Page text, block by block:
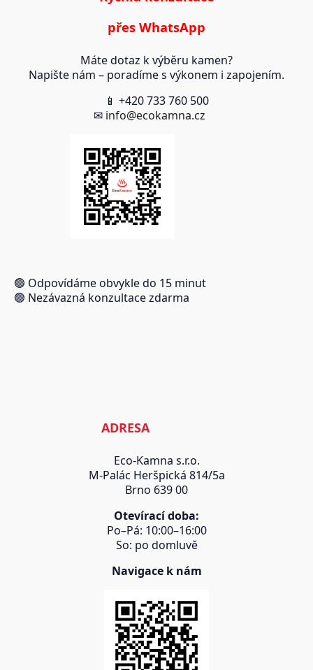
přes WhatsApp
Máte dotaz k výběru kamen?
Napište nám – poradíme s výkonem i zapojením.
📱 +420 733 760 500
✉ info@ecokamna.cz
🟢 Odpovídáme obvykle do 15 minut
🟢 Nezávazná konzultace zdarma
ADRESA
Eco-Kamna s.r.o.
M-Palác Heršpická 814/5a
Brno 639 00
Otevírací doba:
Po–Pá: 10:00–16:00
So: po domluvě
Navigace k nám